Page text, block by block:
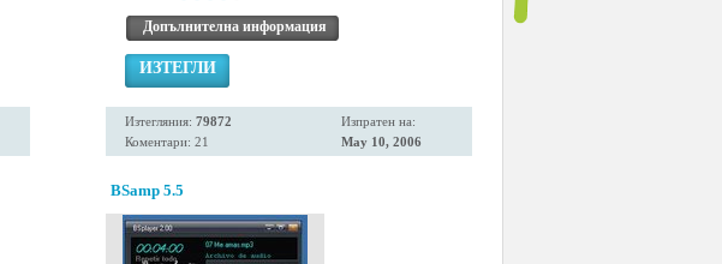
Допълнителна информация
ИЗТЕГЛИ
Изтегляния: 79872
Коментари: 21
Изпратен на:
May 10, 2006
BSamp 5.5